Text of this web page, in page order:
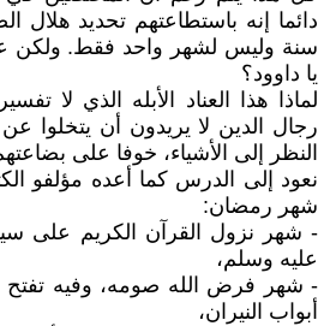
دائما إنه باستطاعتهم تحديد هلال
سنة وليس لشهر واحد فقط. ولكن
يا داوود؟
لماذا هذا العناد الأبله الذي لا
رجال الدين لا يريدون أن يتخلوا
النظر إلى الأشياء، خوفا على
نعود إلى الدرس كما أعده مؤلفو
شهر رمضان:
- شهر نزول القرآن الكريم على
عليه وسلم،
- شهر فرض الله صومه، وفيه تفتح
أبواب النيران،